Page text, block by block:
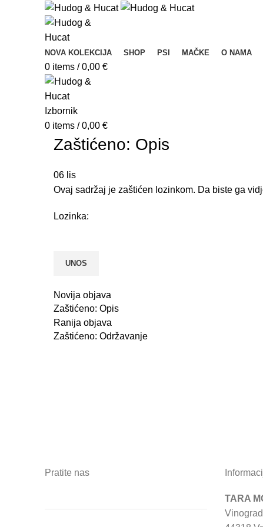
NOVA KOLEKCIJA SHOP PSI MAČKE O NAMA
0 items / 0,00 €
Izbornik
0 items / 0,00 €
Zaštićeno: Opis
06 lis
Ovaj sadržaj je zaštićen lozinkom. Da biste ga
Lozinka:
Novija objava
Zaštićeno: Opis
Ranija objava
Zaštićeno: Održavanje
Pratite nas
TARA